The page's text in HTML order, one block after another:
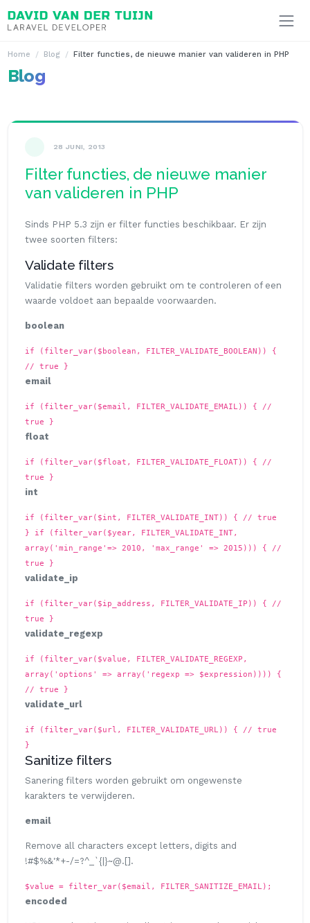
Ga naar inhoud
Home Blog Filter functies, de nieuwe manier van valideren in PHP
Blog
28 JUNI, 2013
Filter functies, de nieuwe manier
van valideren in PHP
Sinds PHP 5.3 zijn er filter functies beschikbaar. Er zijn
twee soorten filters:
Validate filters
Validatie filters worden gebruikt om te controleren of een
waarde voldoet aan bepaalde voorwaarden.
boolean
if (filter_var($boolean, FILTER_VALIDATE_BOOLEAN)) {
// true }
email
if (filter_var($email, FILTER_VALIDATE_EMAIL)) { //
true }
float
if (filter_var($float, FILTER_VALIDATE_FLOAT)) { //
true }
int
if (filter_var($int, FILTER_VALIDATE_INT)) { // true
} if (filter_var($year, FILTER_VALIDATE_INT,
array('min_range'=> 2010, 'max_range' => 2015))) { //
true }
validate_ip
if (filter_var($ip_address, FILTER_VALIDATE_IP)) { //
true }
validate_regexp
if (filter_var($value, FILTER_VALIDATE_REGEXP,
array('options' => array('regexp => $expression)))) {
// true }
validate_url
if (filter_var($url, FILTER_VALIDATE_URL)) { // true
}
Sanitize filters
Sanering filters worden gebruikt om ongewenste
karakters te verwijderen.
email
Remove all characters except letters, digits and
!#$%&'*+-/=?^_`{|}~@.[].
$value = filter_var($email, FILTER_SANITIZE_EMAIL);
encoded